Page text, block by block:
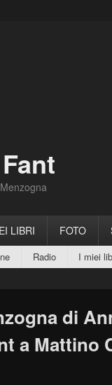
LIBRI FOTO
Radio I miei
di
a Mattino